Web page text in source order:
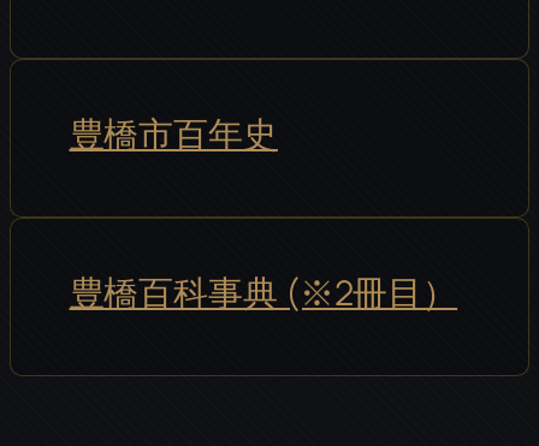
豊橋市百年史
豊橋百科事典 (※2冊目）